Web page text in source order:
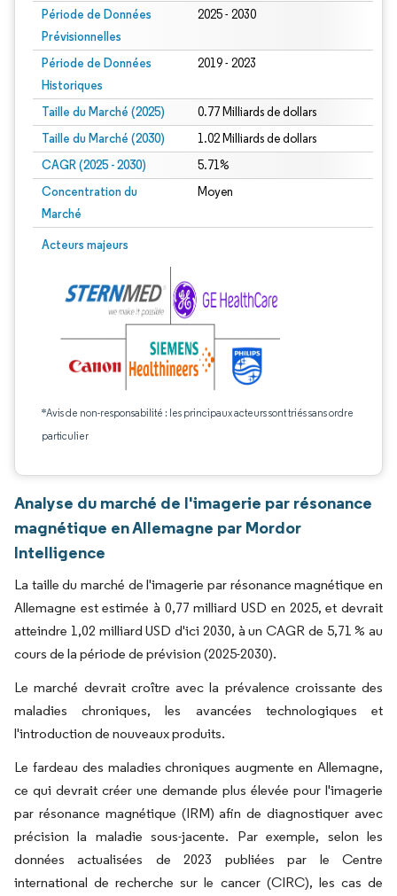
Période de Données
Prévisionnelles
2025 - 2030
Période de Données
Historiques
2019 - 2023
Taille du Marché (2025) 0.77 Milliards de dollars
Taille du Marché (2030) 1.02 Milliards de dollars
CAGR (2025 - 2030) 5.71%
Concentration du
Marché
Moyen
Acteurs majeurs
*Avis de non-responsabilité : les principaux acteurs sont triés sans ordre
particulier
Analyse du marché de l'imagerie par résonance
magnétique en Allemagne par Mordor
Intelligence
La taille du marché de l'imagerie par résonance magnétique en
Allemagne est estimée à 0,77 milliard USD en 2025, et devrait
atteindre 1,02 milliard USD d'ici 2030, à un CAGR de 5,71 % au
cours de la période de prévision (2025-2030).
Le marché devrait croître avec la prévalence croissante des
maladies chroniques, les avancées technologiques et
l'introduction de nouveaux produits.
Le fardeau des maladies chroniques augmente en Allemagne,
ce qui devrait créer une demande plus élevée pour l'imagerie
par résonance magnétique (IRM) afin de diagnostiquer avec
précision la maladie sous-jacente. Par exemple, selon les
données actualisées de 2023 publiées par le Centre
international de recherche sur le cancer (CIRC), les cas de